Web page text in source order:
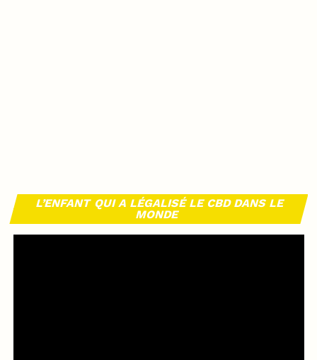
L’ENFANT QUI A LÉGALISÉ LE CBD DANS LE
MONDE